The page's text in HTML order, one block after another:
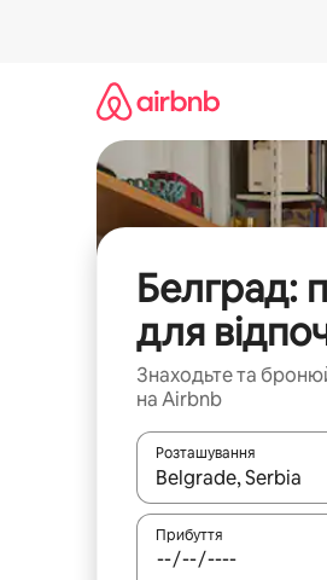
Белград:
для
Знаходьте та
на Airbnb
Розташування
Отримавши
Прибуття